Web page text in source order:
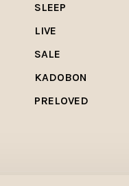
SLEEP
LIVE
SALE
KADOBON
PRELOVED